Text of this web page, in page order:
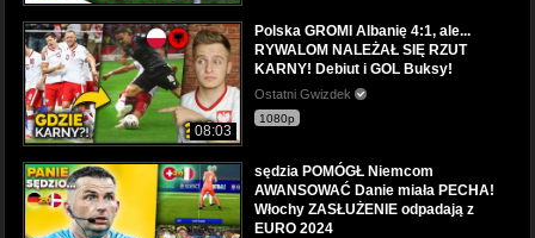
08:03
Polska GROMI Albanię 4:1, ale...
RYWALOM NALEŻAŁ SIĘ RZUT
KARNY! Debiut i GOL Buksy!
Ostatni Gwizdek
1080p
sędzia POMÓGŁ Niemcom
AWANSOWAĆ Danie miała PECHA!
Włochy ZASŁUŻENIE odpadają z
EURO 2024